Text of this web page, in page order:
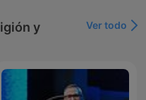
y
Ver todo